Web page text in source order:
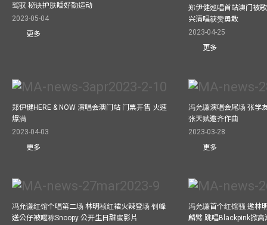
驾驭 秘诀护肤睡好勤运动
2023-05-04
更多
郑伊健巡唱首站澳门被
兴清唱获赞勇敢
2023-04-25
更多
郑伊健HERE & NOW 演唱会澳门站 门票开售 火速
爆满
2023-04-03
更多
冯允谦演唱会尾场 张学
张天赋邀齐作曲
2023-03-28
更多
冯允谦红馆个唱第二场 林明祯红裙火辣登场 钊峰
送公仔被暱称Snoopy 公开生日甜蜜影片
冯允谦首个红馆骚 邀林
麟臂 跳唱Blackpink掀高